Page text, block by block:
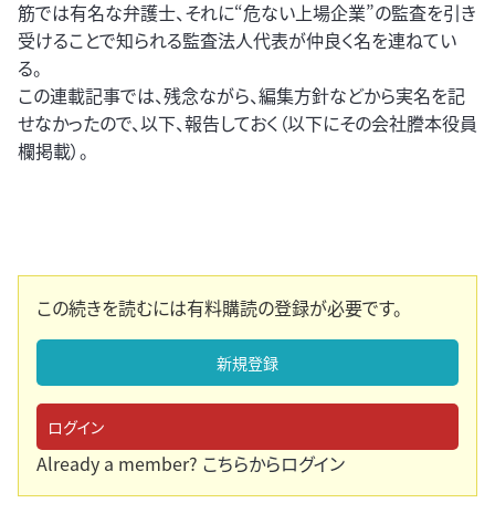
筋では有名な弁護士、それに“危ない上場企業”の監査を引き
受けることで知られる監査法人代表が仲良く名を連ねてい
る。
この連載記事では、残念ながら、編集方針などから実名を記
せなかったので、以下、報告しておく（以下にその会社謄本役員
欄掲載）。
この続きを読むには有料購読の登録が必要です。
新規登録
ログイン
Already a member? こちらからログイン